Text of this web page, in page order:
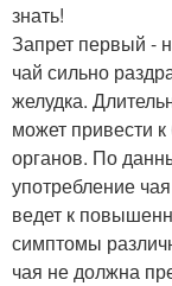
знать!
Запрет первый -
чай сильно
желудка.
может привести
органов. По
употребление
ведет к
симптомы
чая не должна